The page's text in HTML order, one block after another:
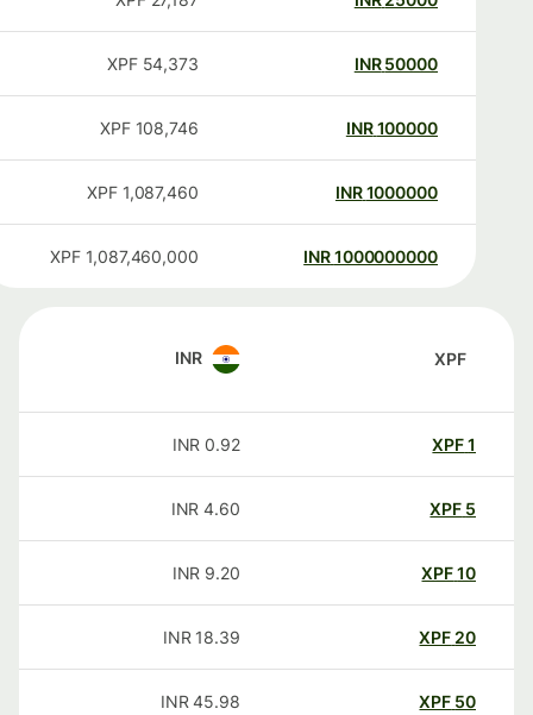
50000
INR
54,373
XPF
100000
INR
108,746
XPF
1000000
INR
1,087,460
XPF
1000000000
INR
1,087,460,000
XPF
XPF
INR
XPF
0.92
INR
XPF
4.60
INR
XPF
9.20
INR
20
XPF
18.39
INR
50
XPF
45.98
INR